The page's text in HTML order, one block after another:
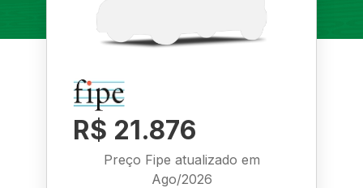
R$ 21.876
Preço Fipe atualizado em
Ago/2026